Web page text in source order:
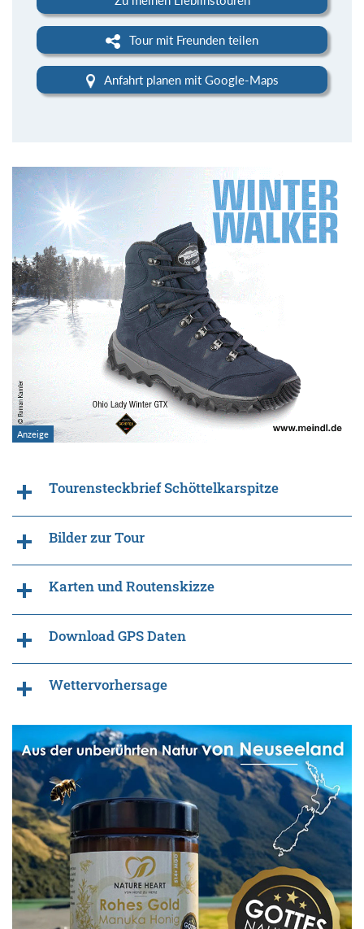
Tour mit Freunden teilen
Anfahrt planen mit Google-Maps
Tourensteckbrief Schöttelkarspitze
Bilder zur Tour
Karten und Routenskizze
Download GPS Daten
Wettervorhersage